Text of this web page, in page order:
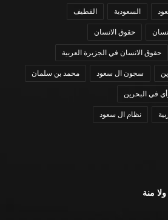
السعودية القطيف
حقوق الانسان
حقوق الانسان في الجزيرة العربية
سجون ال سعود محمد بن سلمان
في البحرين
نظام ال سعود
منة